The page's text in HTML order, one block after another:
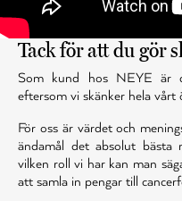
Tack för att du gör
Som kund hos NEYE är
eftersom vi skänker hela vårt
För oss är värdet och
ändamål det absolut
vilken roll vi har kan man
att samla in pengar till